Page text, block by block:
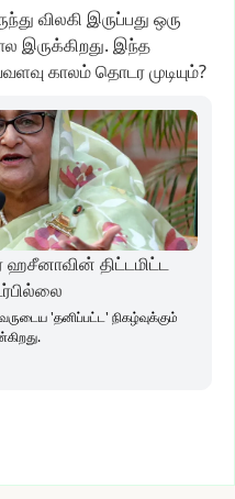
விலகி இருப்பது ஒரு
இருக்கிறது. இந்த
காலம்தொடரமுடியும்?
திட்டமிட்ட
'தனிப்பட்ட' நிகழ்வுக்கும்